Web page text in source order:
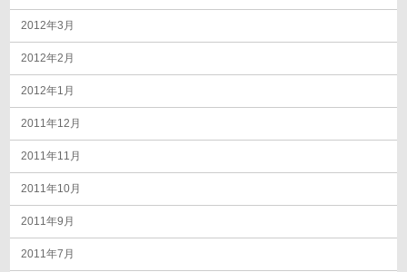
2012年3月
2012年2月
2012年1月
2011年12月
2011年11月
2011年10月
2011年9月
2011年7月